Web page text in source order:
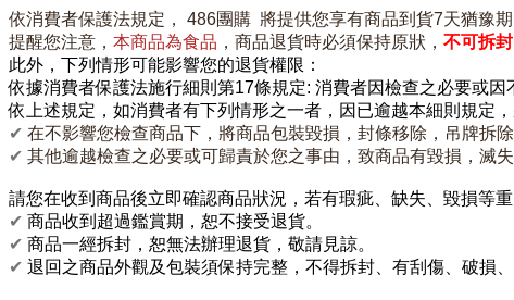
依消費者保護法規定， 486團購 將提供您享有商品到貨7天猶豫
提醒您注意， 本商品為食品 ，商品退貨時必須保持原狀， 不可拆封
此外，下列情形可能影響您的退貨權限：
依據消費者保護法施行細則第17條規定: 消費者因檢查之必要或因
依上述規定， 如消費者有下列情形之一者，因已逾越本細則規定，
✔ 在不影響您檢查商品下，將商品包裝毀損，封條移除，吊牌拆除
✔ 其他逾越檢查之必要或可歸責於您之事由，致商品有毀損， 滅
請您在收到商品後立即確認商品狀況，若有瑕疵、缺失、 毀損等
✔ 商品收到超過鑑賞期，恕不接受退貨。
✔ 商品一經拆封，恕無法辦理退貨，敬請見諒。
✔ 退回之商品外觀及包裝須保持完整，不得拆封、有刮傷、破損、